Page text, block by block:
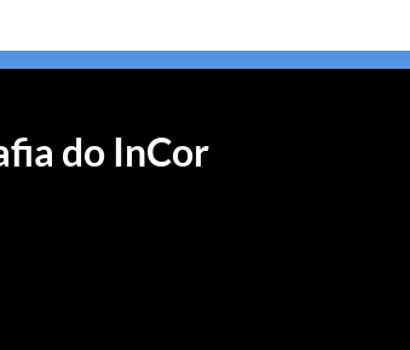
do InCor